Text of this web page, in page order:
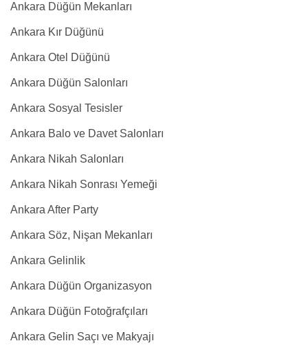
Ankara Düğün Mekanları
Ankara Kır Düğünü
Ankara Otel Düğünü
Ankara Düğün Salonları
Ankara Sosyal Tesisler
Ankara Balo ve Davet Salonları
Ankara Nikah Salonları
Ankara Nikah Sonrası Yemeği
Ankara After Party
Ankara Söz, Nişan Mekanları
Ankara Gelinlik
Ankara Düğün Organizasyon
Ankara Düğün Fotoğrafçıları
Ankara Gelin Saçı ve Makyajı